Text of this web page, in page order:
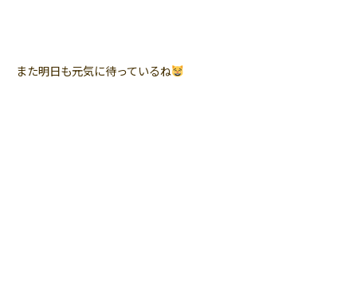
また明日も元気に待っているね